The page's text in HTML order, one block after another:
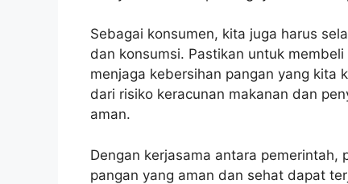
Sebagai konsumen, kita juga harus
dan konsumsi. Pastikan untuk
menjaga kebersihan pangan yang kita
dari risiko keracunan makanan dan
aman.
Dengan kerjasama antara
pangan yang aman dan sehat dapat